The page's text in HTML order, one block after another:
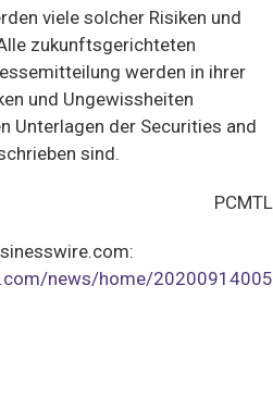
viele solcher Risiken und
zukunftsgerichteten
werden in ihrer
und Ungewissheiten
Unterlagen der Securities and
sind.
PCMTL
news/home/20200914005